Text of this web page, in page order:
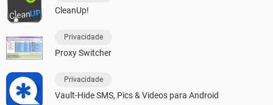
CleanUp!
Privacidade
Proxy Switcher
Privacidade
Vault-Hide SMS, Pics & Videos para Android